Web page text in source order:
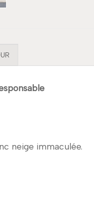
neige immaculée.